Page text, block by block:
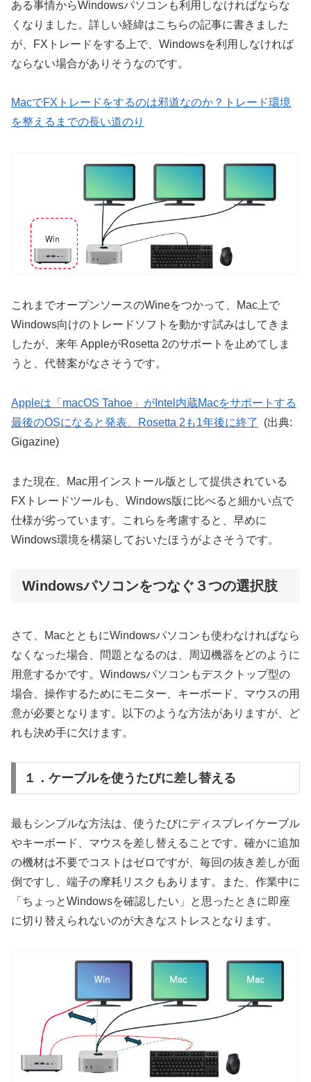
ある事情からWindowsパソコンも利用しなければならな
くなりました。詳しい経緯はこちらの記事に書きました
が、FXトレードをする上で、Windowsを利用しなければ
ならない場合がありそうなのです。
MacでFXトレードをするのは邪道なのか？トレード環境
を整えるまでの長い道のり
これまでオープンソースのWineをつかって、Mac上で
Windows向けのトレードソフトを動かす試みはしてきま
したが、来年 AppleがRosetta 2のサポートを止めてしま
うと、代替案がなさそうです。
Appleは「macOS Tahoe」がIntel内蔵Macをサポートする
最後のOSになると発表、Rosetta 2も1年後に終了
(出典:
Gigazine)
また現在、Mac用インストール版として提供されている
FXトレードツールも、Windows版に比べると細かい点で
仕様が劣っています。これらを考慮すると、早めに
Windows環境を構築しておいたほうがよさそうです。
Windowsパソコンをつなぐ３つの選択肢
さて、MacとともにWindowsパソコンも使わなければなら
なくなった場合、問題となるのは、周辺機器をどのように
用意するかです。Windowsパソコンもデスクトップ型の
場合、操作するためにモニター、キーボード、マウスの用
意が必要となります。以下のような方法がありますが、ど
れも決め手に欠けます。
１．ケーブルを使うたびに差し替える
最もシンプルな方法は、使うたびにディスプレイケーブル
やキーボード、マウスを差し替えることです。確かに追加
の機材は不要でコストはゼロですが、毎回の抜き差しが面
倒ですし、端子の摩耗リスクもあります。また、作業中に
「ちょっとWindowsを確認したい」と思ったときに即座
に切り替えられないのが大きなストレスとなります。